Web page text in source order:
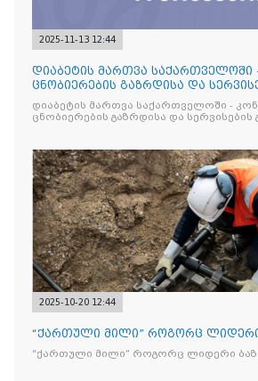
2025-11-13 12:44
დიაბეტის მართვა საქართველოში
ცნობიერების გაზრდისა და
გაუმჯობესების მიზნით
დიაბეტის მართვა საქართველოში -
ცნობიერების გაზრდისა და სერვისების
2025-10-20 12:44
“ქართული მილი” როგორც ლიდერი
“ქართული მილი” როგორც ლიდერი